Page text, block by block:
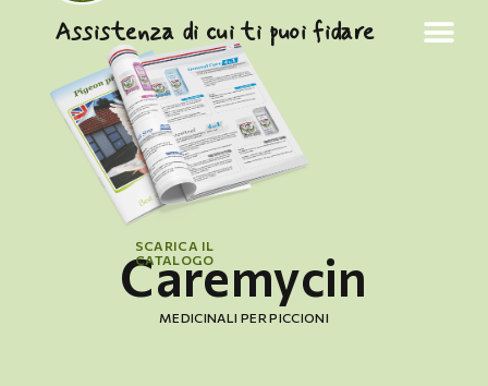
Assistenza di cui ti puoi fidare
SCARICA IL
CATALOGO
Caremycin
MEDICINALI PER PICCIONI